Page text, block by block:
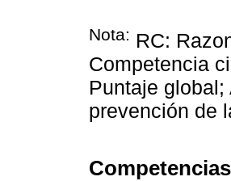
Nota: RC:
Competencia
Puntaje
prevención de